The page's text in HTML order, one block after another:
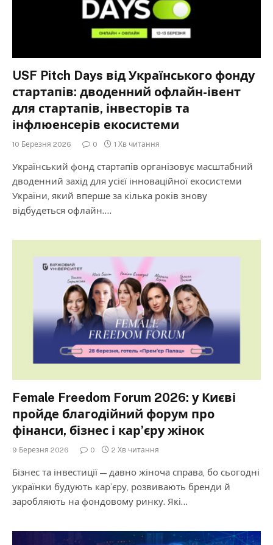
USF Pitch Days від Українського фонду
стартапів: дводенний офлайн-івент
для стартапів, інвесторів та
інфлюенсерів екосистеми
10 Березня 2026 0 1 Хв читання
Український фонд стартапів організовує масштабний
дводенний захід для усієї інноваційної екосистеми
України, який вперше за кілька років знову
відбудеться офлайн.…
Female Freedom Forum 2026: у Києві
пройде благодійний форум про
фінанси, бізнес і кар’єру жінок
9 Березня 2026 0 2 Хв читання
Бізнес та інвестиції — давно жіноча справа, бо сьогодні
українки будують кар’єру, розвивають бренди й
заробляють на фондовому ринку. Які…